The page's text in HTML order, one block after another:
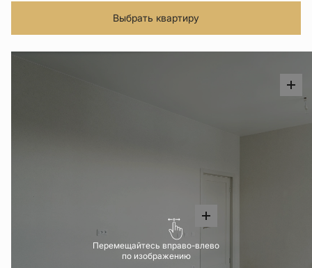
Выбрать квартиру
Перемещайтесь вправо-влево
по изображению